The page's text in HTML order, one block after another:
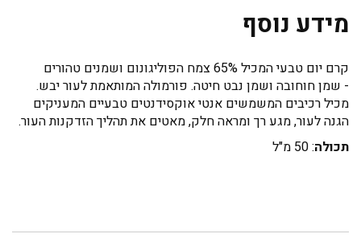
מידע נוסף
קרם יום טבעי המכיל 65% צמח הפוליגונום ושמנים טהורים
- שמן חוחובה ושמן נבט חיטה. פורמולה המותאמת לעור יבש.
מכיל רכיבים המשמשים אנטי אוקסידנטים טבעיים המעניקים
הגנה לעור, מגע רך ומראה חלק, מאטים את תהליך הזדקנות העור.
תכולה: 50 מ"ל